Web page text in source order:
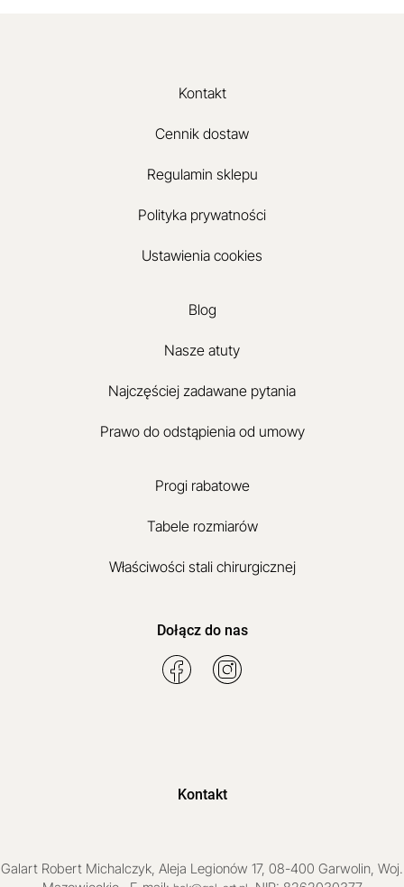
Kontakt
Cennik dostaw
Regulamin sklepu
Polityka prywatności
Ustawienia cookies
Blog
Nasze atuty
Najczęściej zadawane pytania
Prawo do odstąpienia od umowy
Progi rabatowe
Tabele rozmiarów
Właściwości stali chirurgicznej
Dołącz do nas
Kontakt
Galart Robert Michalczyk, Aleja Legionów 17, 08-400 Garwolin, Woj.